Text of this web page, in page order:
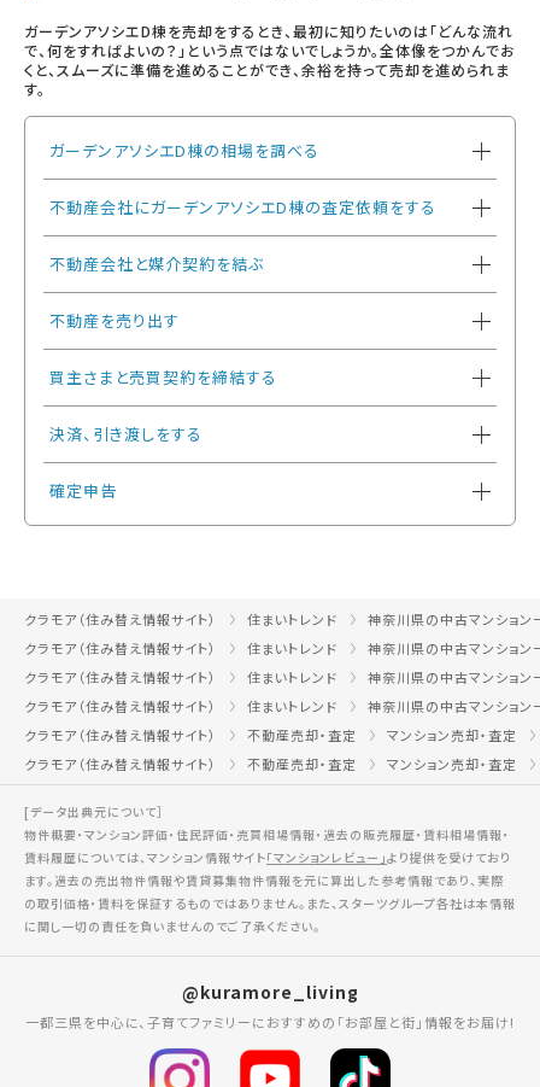
ガーデンアソシエD棟を売却をするとき、最初に知りたいのは「どんな流れ
で、何をすればよいの？」という点ではないでしょうか。全体像をつかんでお
くと、スムーズに準備を進めることができ、余裕を持って売却を進められま
す。
ガーデンアソシエD棟の相場を調べる
不動産会社にガーデンアソシエD棟の査定依頼をする
不動産会社と媒介契約を結ぶ
不動産を売り出す
買主さまと売買契約を締結する
決済、引き渡しをする
確定申告
クラモア（住み替え情報サイト） 住まいトレンド
神奈川県の中古マンション
クラモア（住み替え情報サイト）
住まいトレンド
神奈川県の中古マンション
クラモア（住み替え情報サイト）
住まいトレンド
神奈川県の中古マンション
クラモア（住み替え情報サイト）
住まいトレンド
神奈川県の中古マンション
クラモア（住み替え情報サイト）
不動産売却・査定
マンション売却・査定
クラモア（住み替え情報サイト）
不動産売却・査定 マンション売却・査定
[データ出典元について］
物件概要・マンション評価・住民評価・売買相場情報・過去の販売履歴・賃料相場情報・
賃料履歴については、マンション情報サイト「マンションレビュー」より提供を受けており
ます。過去の売出物件情報や賃貸募集物件情報を元に算出した参考情報であり、実際
の取引価格・賃料を保証するものではありません。また、スターツグループ各社は本情報
に関し一切の責任を負いませんのでご了承ください。
@kuramore_living
一都三県を中心に、子育てファミリーにおすすめの「お部屋と街」情報をお届け!